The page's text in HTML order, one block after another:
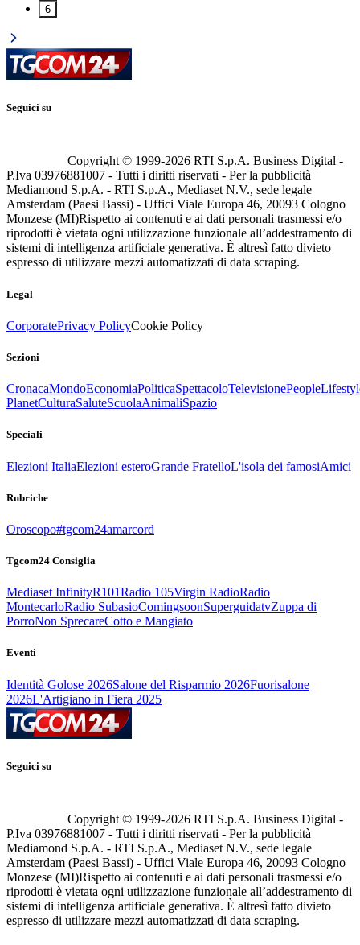
6
Seguici su
Copyright © 1999-2026 RTI S.p.A. Business Digital -
P.Iva 03976881007 - Tutti i diritti riservati - Per la pubblicità
Mediamond S.p.A. - RTI S.p.A., Mediaset N.V., sede legale
Amsterdam (Paesi Bassi) - Uffici Viale Europa 46, 20093 Cologno
Monzese (MI)Rispetto ai contenuti e ai dati personali trasmessi e/o
riprodotti è vietata ogni utilizzazione funzionale all’addestramento di
sistemi di intelligenza artificiale generativa. È altresì fatto divieto
espresso di utilizzare mezzi automatizzati di data scraping.
Legal
CorporatePrivacy PolicyCookie Policy
Sezioni
CronacaMondoEconomiaPoliticaSpettacoloTelevisionePeople
PlanetCulturaSaluteScuolaAnimaliSpazio
Speciali
Elezioni ItaliaElezioni esteroGrande FratelloL'isola dei famosiAmici
Rubriche
Oroscopo#tgcom24amarcord
Tgcom24 Consiglia
Mediaset InfinityR101Radio 105Virgin RadioRadio
MontecarloRadio SubasioComingsoonSuperguidatvZuppa di
PorroNon SprecareCotto e Mangiato
Eventi
Identità Golose 2026Salone del Risparmio 2026Fuorisalone
2026L'Artigiano in Fiera 2025
Seguici su
Copyright © 1999-2026 RTI S.p.A. Business Digital -
P.Iva 03976881007 - Tutti i diritti riservati - Per la pubblicità
Mediamond S.p.A. - RTI S.p.A., Mediaset N.V., sede legale
Amsterdam (Paesi Bassi) - Uffici Viale Europa 46, 20093 Cologno
Monzese (MI)Rispetto ai contenuti e ai dati personali trasmessi e/o
riprodotti è vietata ogni utilizzazione funzionale all’addestramento di
sistemi di intelligenza artificiale generativa. È altresì fatto divieto
espresso di utilizzare mezzi automatizzati di data scraping.